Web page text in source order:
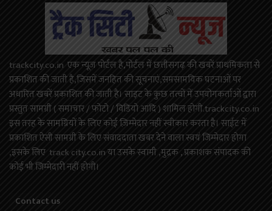
trackcity.co.in एक न्यूज़ पोर्टल है,पोर्टल में छत्तीसगढ़ की खबरें प्राथमिकता से
प्रकाशित की जाती है,जिसमें जनहित की सूचनाएं,समसामयिक घटनाओं पर
अधारित खबरें प्रकाशित की जाती है। साइट के कुछ तत्वों में उपयोगकर्ताओं द्वारा
प्रस्तुत सामग्री ( समाचार / फोटो / विडियो आदि ) शामिल होगी.trackcity.co.in
इस तरह के सामग्रियों के लिए कोई ज़िम्मेदार नहीं स्वीकार करता है। साईट में
प्रकाशित ऐसी सामग्री के लिए संवाददाता खबर देने वाला स्वयं जिम्मेदार होगा
,इसके लिए track city.co.in या उसके स्वामी ,मुद्रक , प्रकाशक संपादक की
कोई भी जिम्मेदारी नहीं होगी।
Contact us